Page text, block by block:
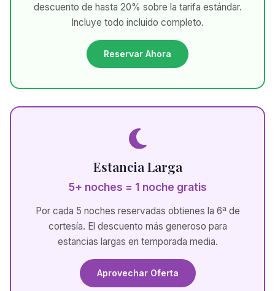
descuento de hasta 20% sobre la tarifa estándar.
Incluye todo incluido completo.
Reservar Ahora
Estancia Larga
5+ noches = 1 noche gratis
Por cada 5 noches reservadas obtienes la 6ª de
cortesía. El descuento más generoso para
estancias largas en temporada media.
Aprovechar Oferta